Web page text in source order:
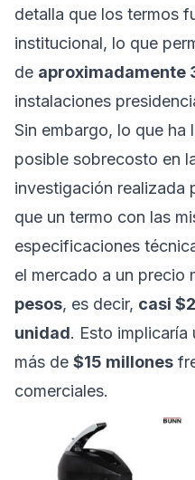
detalla que los termos
institucional, lo que
de aproximadamente
instalaciones
Sin embargo, lo que ha
posible sobrecosto en
investigación realizada
que un termo con las
especificaciones
el mercado a un precio
pesos, es decir, casi
unidad. Esto
más de $15 millones
comerciales.